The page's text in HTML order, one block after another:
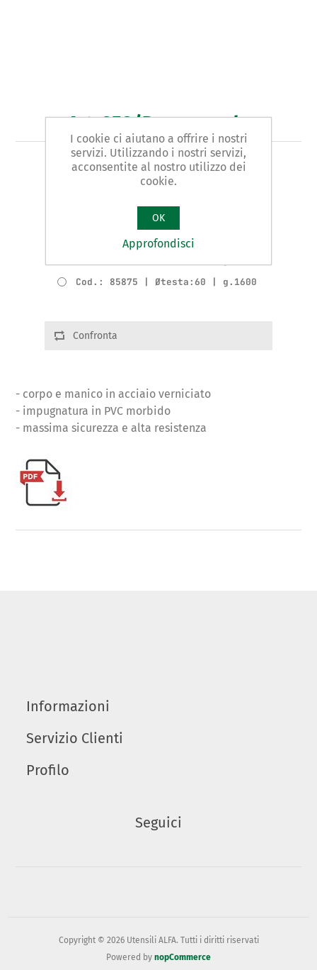
Art. 858/B - mazzuola
TIPO ANTIRIMBALZO
Cod.: 85872 | Øtesta:35 | g.660
Cod.: 85873 | Øtesta:40 | g.770
Cod.: 85875 | Øtesta:60 | g.1600
Confronta
- corpo e manico in acciaio verniciato
- impugnatura in PVC morbido
- massima sicurezza e alta resistenza
Informazioni
Servizio Clienti
Profilo
Seguici
Copyright © 2026 Utensili ALFA. Tutti i diritti riservati
Powered by nopCommerce
I cookie ci aiutano a offrire i nostri
servizi. Utilizzando i nostri servizi,
acconsentite al nostro utilizzo dei
cookie.
OK
Approfondisci